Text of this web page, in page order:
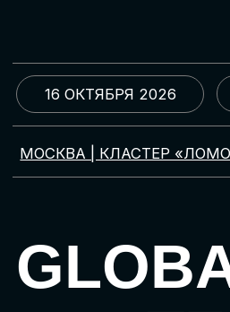
МОСКВА | КЛАСТЕР «ЛОМОНОСОВ»
GLOBAL
TECH
FORUM
09:00-19:00
16 ОКТЯБРЯ 2026